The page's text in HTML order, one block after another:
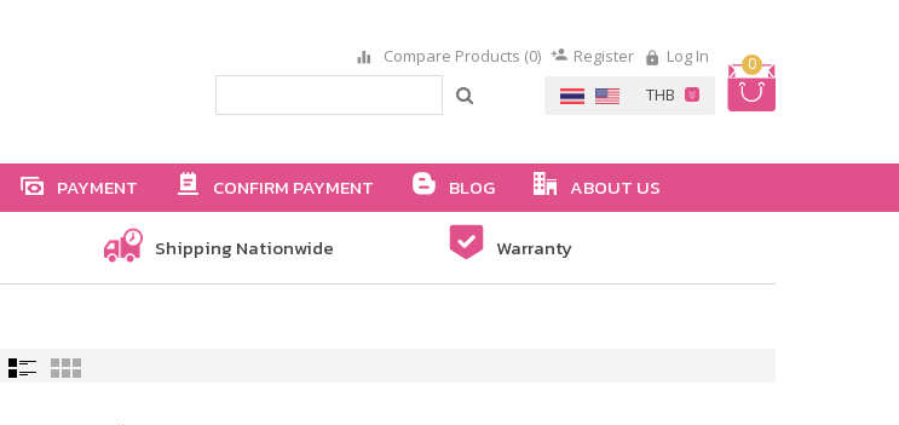
0
Compare Products (0) Register Log In
PAYMENT CONFIRM PAYMENT BLOG ABOUT US
Shipping Nationwide Warranty